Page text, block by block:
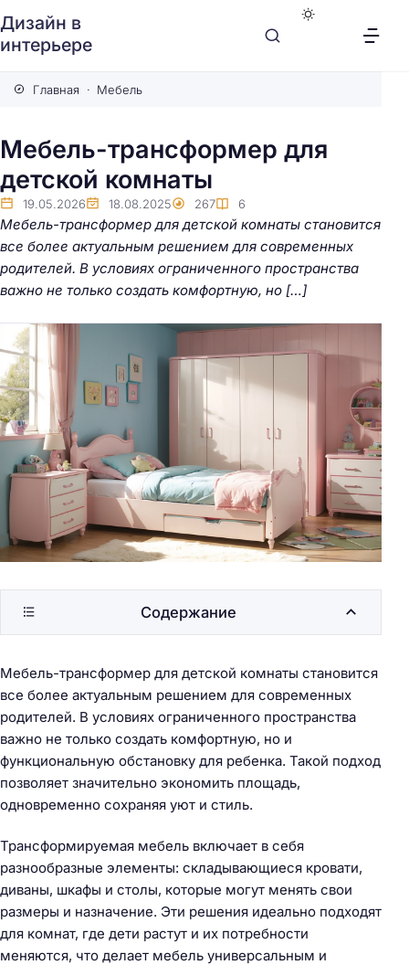
Дизайн в
интерьере
Главная Мебель
Мебель-трансформер для
детской комнаты
19.05.2026 18.08.2025 267 6
Мебель-трансформер для детской комнаты становится
все более актуальным решением для современных
родителей. В условиях ограниченного пространства
важно не только создать комфортную, но […]
Мебель-трансформер для детской комнаты становится
все более актуальным решением для современных
родителей. В условиях ограниченного пространства
важно не только создать комфортную, но и
функциональную обстановку для ребенка. Такой подход
позволяет значительно экономить площадь,
одновременно сохраняя уют и стиль.
Трансформируемая мебель включает в себя
разнообразные элементы: складывающиеся кровати,
диваны, шкафы и столы, которые могут менять свои
размеры и назначение. Эти решения идеально подходят
для комнат, где дети растут и их потребности
меняются, что делает мебель универсальным и
Содержание